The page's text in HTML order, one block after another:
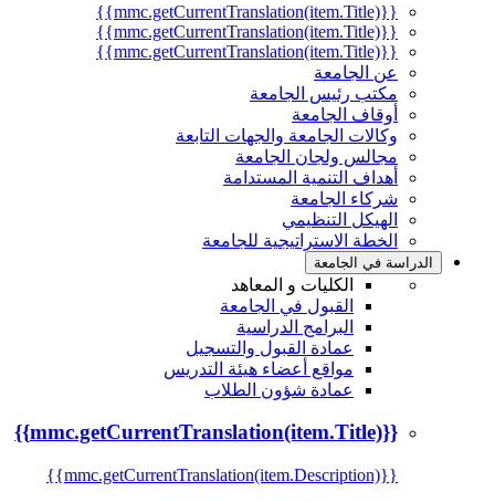
{{mmc.getCurrentTranslation(item.Title)}}
{{mmc.getCurrentTranslation(item.Title)}}
{{mmc.getCurrentTranslation(item.Title)}}
عن الجامعة
مكتب رئيس الجامعة
أوقاف الجامعة
وكالات الجامعة والجهات التابعة
مجالس ولجان الجامعة
أهداف التنمية المستدامة
شركاء الجامعة
الهيكل التنظيمي
الخطة الاستراتيجية للجامعة
الدراسة في الجامعة
الكليات و المعاهد
القبول في الجامعة
البرامج الدراسية
عمادة القبول والتسجيل
مواقع أعضاء هيئة التدريس
عمادة شؤون الطلاب
{{mmc.getCurrentTranslation(item.Title)}}
{{mmc.getCurrentTranslation(item.Description)}}